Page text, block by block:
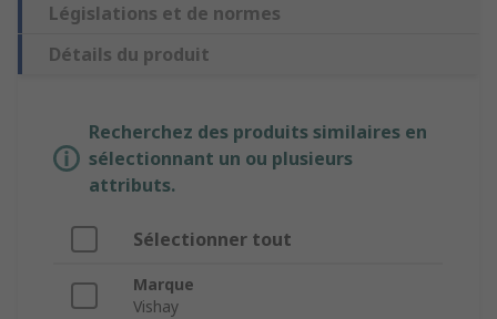
Législations et de normes
Détails du produit
Recherchez des produits similaires en
sélectionnant un ou plusieurs
attributs.
Sélectionner tout
Marque
Vishay